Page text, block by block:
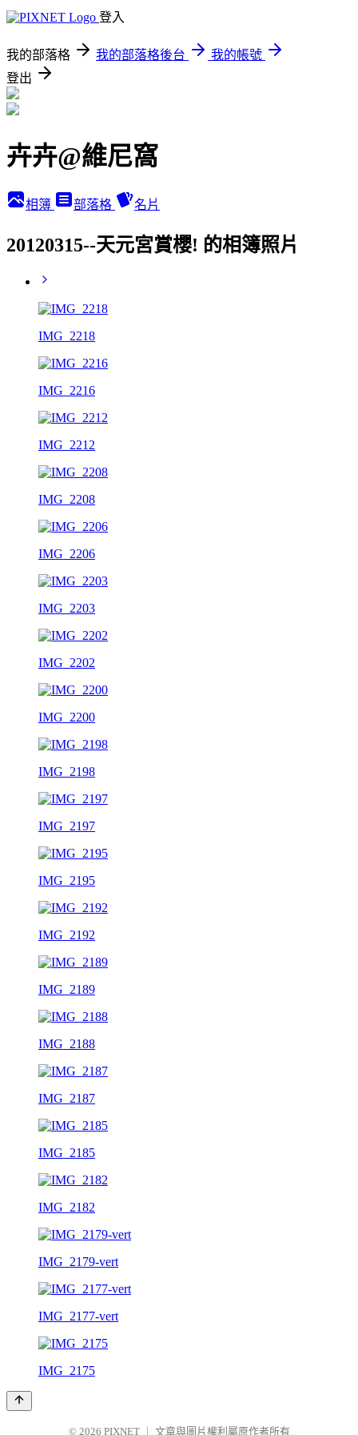
登入
我的部落格 我的部落格後台
我的帳號
登出
卉卉@維尼窩
相簿 部落格 名片
20120315--天元宮賞櫻! 的相簿照片
IMG_2218
IMG_2216
IMG_2212
IMG_2208
IMG_2206
IMG_2203
IMG_2202
IMG_2200
IMG_2198
IMG_2197
IMG_2195
IMG_2192
IMG_2189
IMG_2188
IMG_2187
IMG_2185
IMG_2182
IMG_2179-vert
IMG_2177-vert
IMG_2175
© 2026 PIXNET 文章與圖片權利屬原作者所有